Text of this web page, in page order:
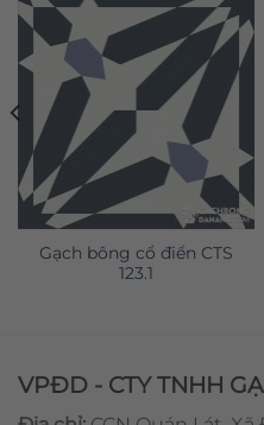
Gạch bông cổ điển CTS
123.1
VPĐD - CTY TNHH